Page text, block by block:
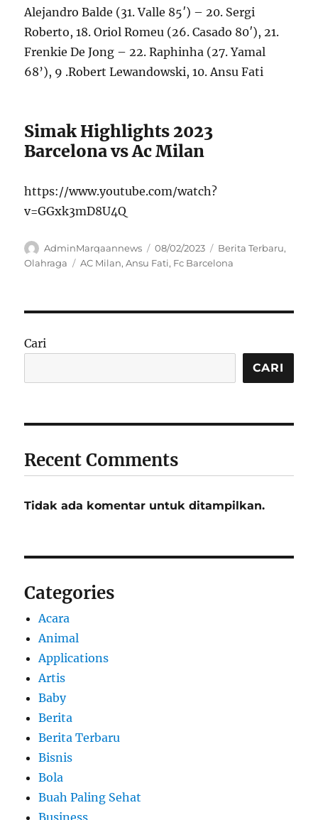
Alejandro Balde (31. Valle 85′) – 20. Sergi
Roberto, 18. Oriol Romeu (26. Casado 80′), 21.
Frenkie De Jong – 22. Raphinha (27. Yamal
68’), 9 .Robert Lewandowski, 10. Ansu Fati
Simak Highlights 2023
Barcelona vs Ac Milan
https://www.youtube.com/watch?
v=GGxk3mD8U4Q
Author
AdminMarqaannews
Posted
on
08/02/2023 Categories
Berita Terbaru,
Olahraga
Tags
AC Milan,Ansu Fati, Fc Barcelona
Cari
CARI
Recent Comments
Tidak ada komentar untuk ditampilkan.
Categories
Acara
Animal
Applications
Artis
Baby
Berita
Berita Terbaru
Bisnis
Bola
Buah Paling Sehat
Business